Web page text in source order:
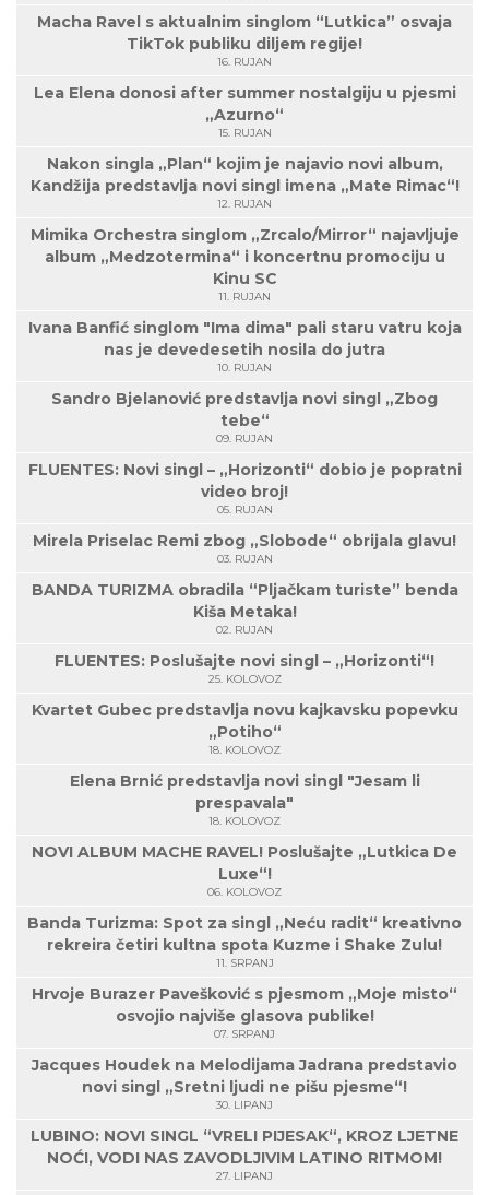
Macha Ravel s aktualnim singlom “Lutkica” osvaja
TikTok publiku diljem regije!
16. RUJAN
Lea Elena donosi after summer nostalgiju u pjesmi
„Azurno“
15. RUJAN
Nakon singla „Plan“ kojim je najavio novi album,
Kandžija predstavlja novi singl imena „Mate Rimac“!
12. RUJAN
Mimika Orchestra singlom „Zrcalo/Mirror“ najavljuje
album „Medzotermina“ i koncertnu promociju u
Kinu SC
11. RUJAN
Ivana Banfić singlom "Ima dima" pali staru vatru koja
nas je devedesetih nosila do jutra
10. RUJAN
Sandro Bjelanović predstavlja novi singl „Zbog
tebe“
09. RUJAN
FLUENTES: Novi singl – „Horizonti“ dobio je popratni
video broj!
05. RUJAN
Mirela Priselac Remi zbog „Slobode“ obrijala glavu!
03. RUJAN
BANDA TURIZMA obradila “Pljačkam turiste” benda
Kiša Metaka!
02. RUJAN
FLUENTES: Poslušajte novi singl – „Horizonti“!
25. KOLOVOZ
Kvartet Gubec predstavlja novu kajkavsku popevku
„Potiho“
18. KOLOVOZ
Elena Brnić predstavlja novi singl "Jesam li
prespavala"
18. KOLOVOZ
NOVI ALBUM MACHE RAVEL! Poslušajte „Lutkica De
Luxe“!
06. KOLOVOZ
Banda Turizma: Spot za singl „Neću radit“ kreativno
rekreira četiri kultna spota Kuzme i Shake Zulu!
11. SRPANJ
Hrvoje Burazer Pavešković s pjesmom „Moje misto“
osvojio najviše glasova publike!
07. SRPANJ
Jacques Houdek na Melodijama Jadrana predstavio
novi singl „Sretni ljudi ne pišu pjesme“!
30. LIPANJ
LUBINO: NOVI SINGL “VRELI PIJESAK“, KROZ LJETNE
NOĆI, VODI NAS ZAVODLJIVIM LATINO RITMOM!
27. LIPANJ